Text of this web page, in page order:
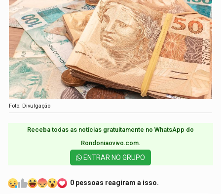
Foto: Divulgação
Receba todas as notícias gratuitamente no WhatsApp do
Rondoniaovivo.com.​
ENTRAR NO GRUPO
0 pessoas reagiram a isso.